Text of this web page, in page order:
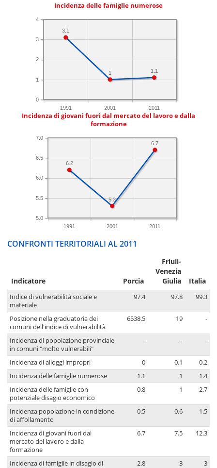
Incidenza delle famiglie numerose
1991 2001 2011
0
1
2
3
4
1.1
1
3.1
Incidenza di giovani fuori dal mercato del lavoro e dalla
formazione
1991 2001 2011
5.0
5.5
6.0
6.5
7.0
6.7
5.3
6.2
CONFRONTI TERRITORIALI AL 2011
Indicatore Porcia
Friuli-
Venezia
Giulia
Italia
Indice di vulnerabilità sociale e
materiale
97.4 97.8 99.3
Posizione nella graduatoria dei
comuni dell'indice di vulnerabilità
6538.5 19 -
Incidenza di popolazione provinciale
in comuni "molto vulnerabili"
- - -
Incidenza di alloggi impropri 0 0.1
0.2
Incidenza delle famiglie numerose
1.1 1
1.4
Incidenza delle famiglie con
potenziale disagio economico
0.8 1 2.7
Incidenza popolazione in condizione
di affollamento
0.5 0.6 1.5
Incidenza di giovani fuori dal
mercato del lavoro e dalla
formazione
6.7 7.5 12.3
Incidenza di famiglie in disagio di
2.8 3 3